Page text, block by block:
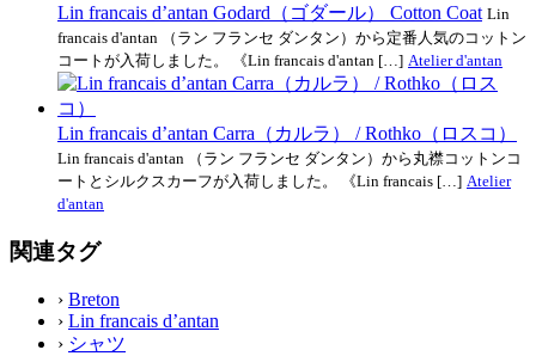
Lin francais d’antan Godard（ゴダール） Cotton Coat Lin
francais d'antan （ラン フランセ ダンタン）から定番人気のコットン
コートが入荷しました。 《Lin francais d'antan […] Atelier d'antan
Lin francais d’antan Carra（カルラ） / Rothko（ロスコ）
Lin francais d'antan （ラン フランセ ダンタン）から丸襟コットンコ
ートとシルクスカーフが入荷しました。 《Lin francais […] Atelier
d'antan
関連タグ
› Breton
› Lin francais d’antan
› シャツ